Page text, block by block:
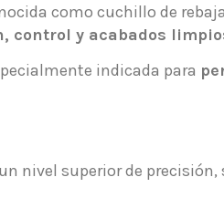
como cuchillo de
control y acabados
indicada para
nivel superior de